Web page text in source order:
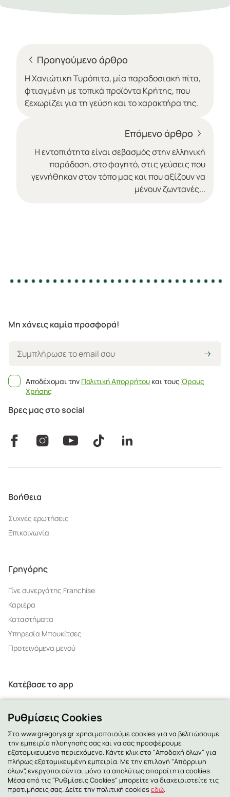
Προηγούμενο άρθρο
Η Χανιώτικη Τυρόπιτα, μία παραδοσιακή πίτα,
φτιαγμένη με τοπικά προϊόντα Κρήτης, που
ξεχωρίζει για τη γεύση και το χαρακτήρα της.
Επόμενο άρθρο
Η εντοπιότητα είναι σεβασμός στην ελληνική
παράδοση, στο φαγητό, στις γεύσεις που
γεννήθηκαν στον τόπο μας και που αξίζουν να
μένουν ζωντανές...
Μη χάνεις καμία προσφορά!
Αποδέχομαι την Πολιτική Απορρήτου και τουςΌρους
Χρήσης
Βρες μας στο social
Βοήθεια
Συχνές ερωτήσεις
Επικοινωνία
Γρηγόρης
Γίνε συνεργάτης Franchise
Καριέρα
Καταστήματα
Υπηρεσία Μπουκίτσες
Προτεινόμενα μενού
Κατέβασε το app
2130 - 400 400
Ρυθμίσεις Cookies
Στο www.gregorys.gr χρησιμοποιούμε cookies για να βελτιώσουμε
την εμπειρία πλοήγησής σας και να σας προσφέρουμε
εξατομικευμένο περιεχόμενο. Κάντε κλικ στο "Αποδοχή όλων" για
πλήρως εξατομικευμένη εμπειρία. Με την επιλογή "Απόρριψη
όλων", ενεργοποιούνται μόνο τα απολύτως απαραίτητα cookies.
Μέσα από τις "Ρυθμίσεις Cookies" μπορείτε να διαχειριστείτε τις
προτιμήσεις σας. Δείτε την πολιτική cookiesεδώ.